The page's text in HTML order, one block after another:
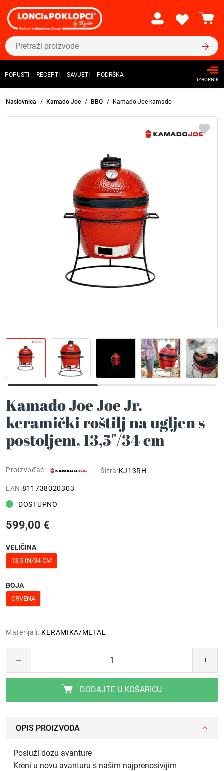
POPUSTI RECEPTI SAVJETI PODRŠKA
IZBORNIK
Naslovnica Kamado Joe BBQ Kamado Joe kamado
Kamado Joe Joe Jr.
keramički roštilj na ugljen s
postoljem, 13,5"/34 cm
Proizvođač: Šifra:KJ13RH
EAN:811738020303
DOSTUPNO
599,00 €
VELIČINA
13,5 IN/34 CM
BOJA
CRVENA
Materijali: KERAMIKA/METAL
DODAJTE U KOŠARICU
OPIS PROIZVODA
Posluži dozu avanture
Kreni u novu avanturu s našim najprenosivijim